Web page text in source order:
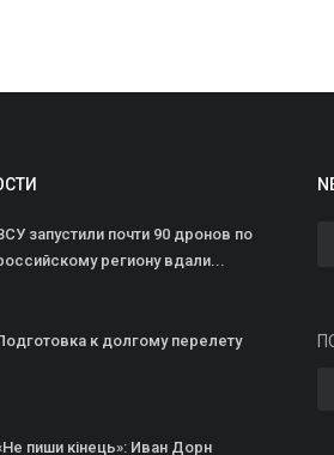
запустили почти 90 дронов по
региону вдали...
к долгому перелету
пиши кінець»: Иван Дорн